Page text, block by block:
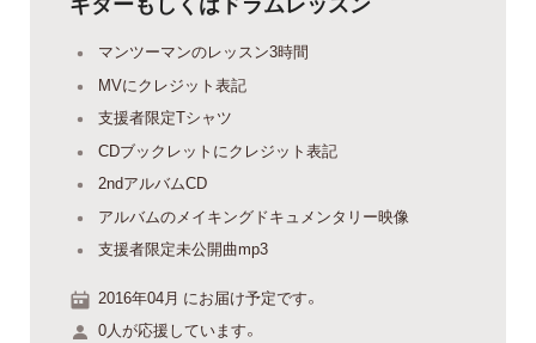
マンツーマンのレッスン3時間
MVにクレジット表記
支援者限定Tシャツ
CDブックレットにクレジット表記
2ndアルバムCD
アルバムのメイキングドキュメンタリー映像
支援者限定未公開曲mp3
2016年04月 にお届け予定です。
0人が応援しています。